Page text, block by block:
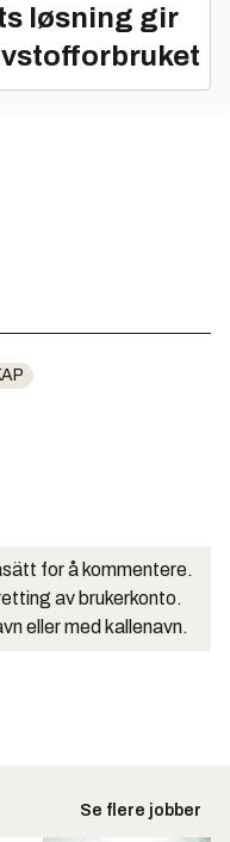
løsning gir
for å kommentere.
av brukerkonto.
eller med kallenavn.
Se flere jobber